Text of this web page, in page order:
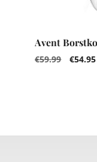
Avent
€59.99 €54.95